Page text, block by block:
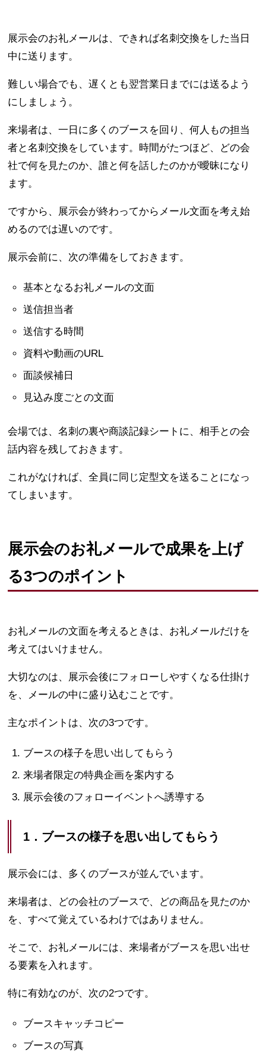
展示会のお礼メールは、できれば名刺交換をした当日
中に送ります。
難しい場合でも、遅くとも翌営業日までには送るよう
にしましょう。
来場者は、一日に多くのブースを回り、何人もの担当
者と名刺交換をしています。時間がたつほど、どの会
社で何を見たのか、誰と何を話したのかが曖昧になり
ます。
ですから、展示会が終わってからメール文面を考え始
めるのでは遅いのです。
展示会前に、次の準備をしておきます。
基本となるお礼メールの文面
送信担当者
送信する時間
資料や動画のURL
面談候補日
見込み度ごとの文面
会場では、名刺の裏や商談記録シートに、相手との会
話内容を残しておきます。
これがなければ、全員に同じ定型文を送ることになっ
てしまいます。
展示会のお礼メールで成果を上げ
る3つのポイント
お礼メールの文面を考えるときは、お礼メールだけを
考えてはいけません。
大切なのは、展示会後にフォローしやすくなる仕掛け
を、メールの中に盛り込むことです。
主なポイントは、次の3つです。
ブースの様子を思い出してもらう
来場者限定の特典企画を案内する
展示会後のフォローイベントへ誘導する
1．ブースの様子を思い出してもらう
展示会には、多くのブースが並んでいます。
来場者は、どの会社のブースで、どの商品を見たのか
を、すべて覚えているわけではありません。
そこで、お礼メールには、来場者がブースを思い出せ
る要素を入れます。
特に有効なのが、次の2つです。
ブースキャッチコピー
ブースの写真